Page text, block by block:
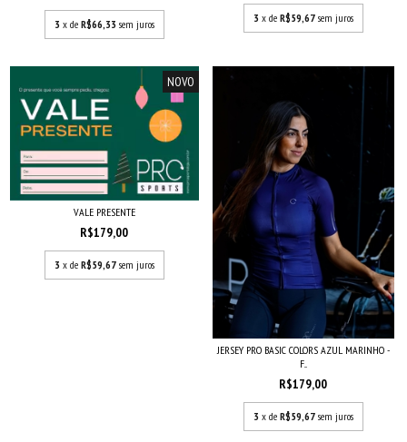
3 x de R$66,33 sem juros 3 x de R$59,67 sem juros
NOVO
VALE PRESENTE
R$179,00
3 x de R$59,67 sem juros
JERSEY PRO BASIC COLORS AZUL MARINHO -
F...
R$179,00
3 x de R$59,67 sem juros